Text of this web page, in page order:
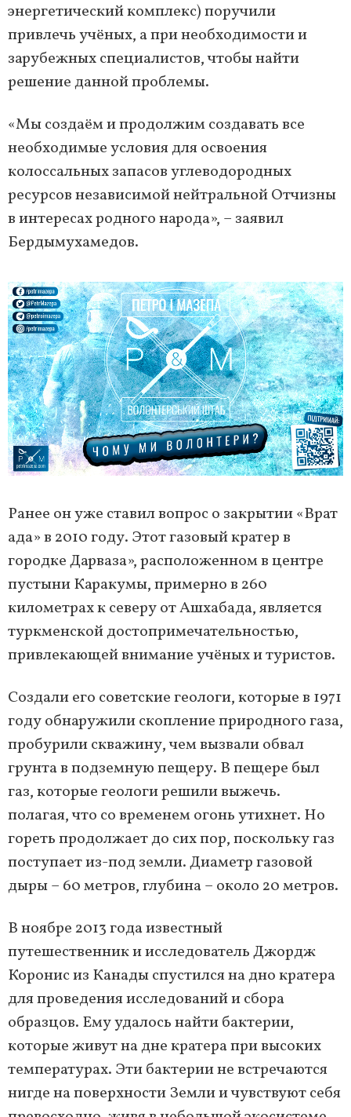
энергетический комплекс) поручили
привлечь учёных, а при необходимости и
зарубежных специалистов, чтобы найти
решение данной проблемы.
«Мы создаём и продолжим создавать все
необходимые условия для освоения
колоссальных запасов углеводородных
ресурсов независимой нейтральной Отчизны
в интересах родного народа», – заявил
Бердымухамедов.
Ранее он уже ставил вопрос о закрытии «Врат
ада» в 2010 году. Этот газовый кратер в
городке Дарваза», расположенном в центре
пустыни Каракумы, примерно в 260
километрах к северу от Ашхабада, является
туркменской достопримечательностью,
привлекающей внимание учёных и туристов.
Создали его советские геологи, которые в 1971
году обнаружили скопление природного газа,
пробурили скважину, чем вызвали обвал
грунта в подземную пещеру. В пещере был
газ, которые геологи решили выжечь.
полагая, что со временем огонь утихнет. Но
гореть продолжает до сих пор, поскольку газ
поступает из-под земли. Диаметр газовой
дыры – 60 метров, глубина – около 20 метров.
В ноябре 2013 года известный
путешественник и исследователь Джордж
Коронис из Канады спустился на дно кратера
для проведения исследований и сбора
образцов. Ему удалось найти бактерии,
которые живут на дне кратера при высоких
температурах. Эти бактерии не встречаются
нигде на поверхности Земли и чувствуют себя